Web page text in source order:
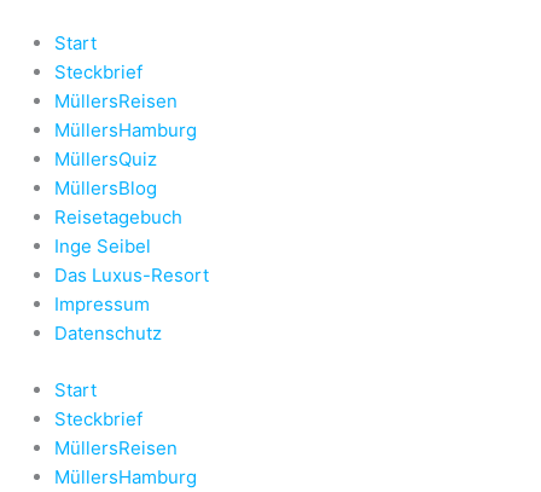
Inhalt
springen
Start
Steckbrief
MüllersReisen
MüllersHamburg
MüllersQuiz
MüllersBlog
Reisetagebuch
Inge Seibel
Das Luxus-Resort
Impressum
Datenschutz
Start
Steckbrief
MüllersReisen
MüllersHamburg